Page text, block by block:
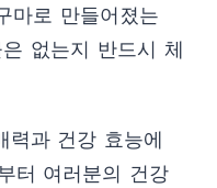
마로 만들어졌는
없는지 반드시 체
력과 건강 효능에
터 여러분의 건강